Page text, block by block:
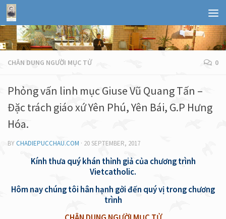
CHÂN DUNG NGƯỜI MỤC TỬ 0
Phỏng vấn linh mục Giuse Vũ Quang Tấn –
Đặc trách giáo xứ Yên Phú, Yên Bái, G.P Hưng
Hóa.
BY CHADIEPUCCHAU.COM · 20 SEPTEMBER, 2017
Kính thưa quý khán thỉnh giả của chương trình
Vietcatholic.
Hôm nay chúng tôi hân hạnh gởi đến quý vị trong chương
trình